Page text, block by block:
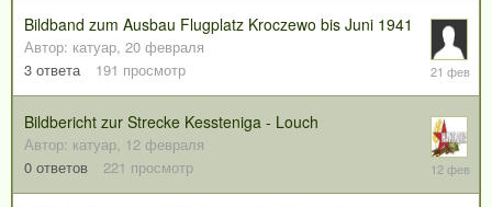
Bildband zum Ausbau Flugplatz Kroczewo bis Juni 1941
Автор: катуар, 20 февраля
3 ответа 191 просмотр
21
февраля
Bildbericht zur Strecke Kessteniga - Louch
Автор: катуар, 12 февраля
0 ответов 221 просмотр
12
февраля